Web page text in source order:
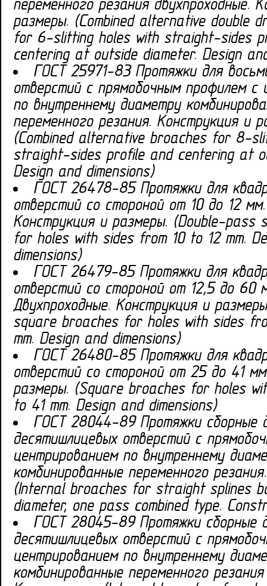
переменного резания двухпроходные.
размеры. (Combined alternative double
for 6-slitting holes with straight-sides
centering at outside diameter. Design
ГОСТ 25971-83 Протяжки для
отверстий с прямобочным профилем с
по внутреннему диаметру
переменного резания. Конструкция и
(Combined alternative broaches for 8-
straight-sides profile and centering at
Design and dimensions)
ГОСТ 26478-85 Протяжки для
отверстий со стороной от 10 до 12
Конструкция и размеры. (Double-pass
for holes with sides from 10 to 12 mm.
dimensions)
ГОСТ 26479-85 Протяжки для
отверстий со стороной от 12,5 до 60
Двухпроходные. Конструкция и
square broaches for holes with sides
mm. Design and dimensions)
ГОСТ 26480-85 Протяжки для
отверстий со стороной от 25 до 41
размеры. (Square broaches for holes
to 41 mm. Design and dimensions)
ГОСТ 28044-89 Протяжки сборные
десятишлицевых отверстий с
центрированием по внутреннему
комбинированные переменного
(Internal broaches for straight splines
diameter, one pass combined type.
ГОСТ 28045-89 Протяжки сборные
десятишлицевых отверстий с
центрированием по внутреннему
комбинированные переменного